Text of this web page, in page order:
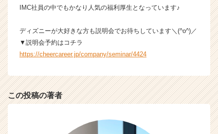
（C
e
r
C
r
r）
IMC社員の中でもかなり人気の福利厚生となっています♪
ディズニーが大好きな方も説明会でお待ちしています＼(^o^)／
▼説明会予約はコチラ
https://cheercareer.jp/company/seminar/4424
この投稿の著者